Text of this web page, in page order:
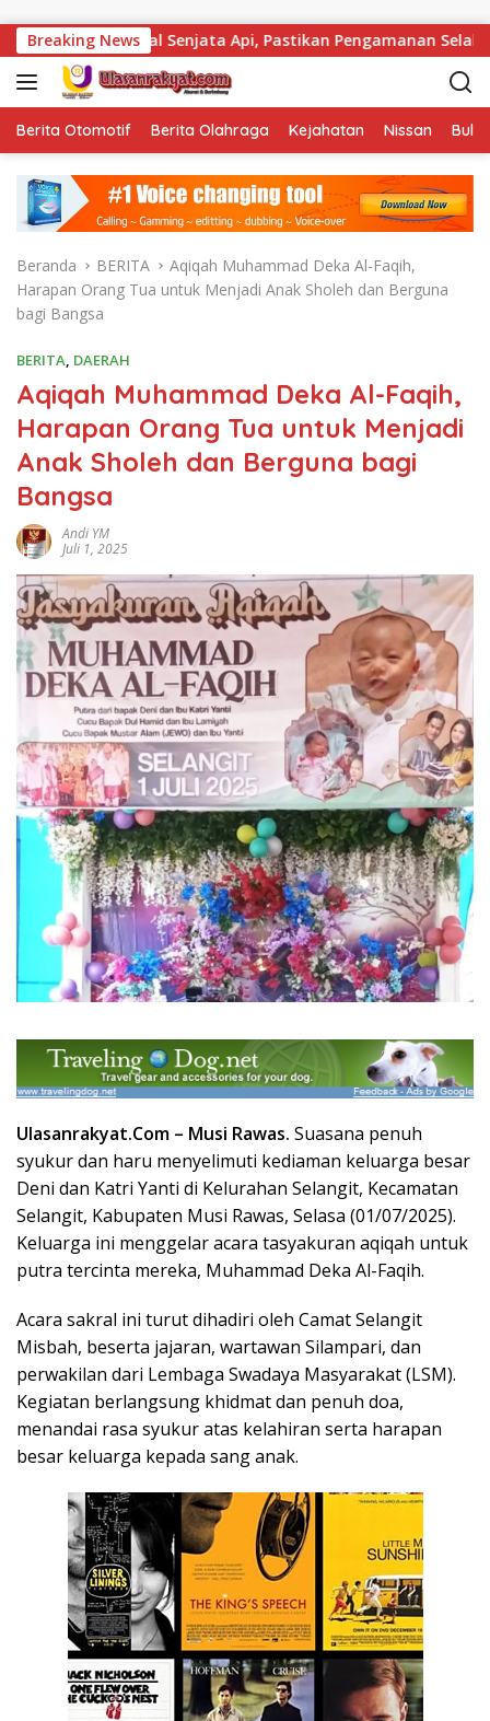
Breaking News
Total Senjata Api, Pastikan Pengamanan Selalu Siaga 24
Berita Otomotif Berita Olahraga Kejahatan Nissan
Beranda BERITA
Aqiqah Muhammad Deka Al-Faqih,
Harapan Orang Tua untuk Menjadi Anak Sholeh dan Berguna
bagi Bangsa
BERITA, DAERAH
Aqiqah Muhammad Deka Al-Faqih,
Harapan Orang Tua untuk Menjadi
Anak Sholeh dan Berguna bagi
Bangsa
Andi YM
Juli 1, 2025
Ulasanrakyat.Com – Musi Rawas. Suasana penuh
syukur dan haru menyelimuti kediaman keluarga besar
Deni dan Katri Yanti di Kelurahan Selangit, Kecamatan
Selangit, Kabupaten Musi Rawas, Selasa (01/07/2025).
Keluarga ini menggelar acara tasyakuran aqiqah untuk
putra tercinta mereka, Muhammad Deka Al-Faqih.
Acara sakral ini turut dihadiri oleh Camat Selangit
Misbah, beserta jajaran, wartawan Silampari, dan
perwakilan dari Lembaga Swadaya Masyarakat (LSM).
Kegiatan berlangsung khidmat dan penuh doa,
menandai rasa syukur atas kelahiran serta harapan
besar keluarga kepada sang anak.